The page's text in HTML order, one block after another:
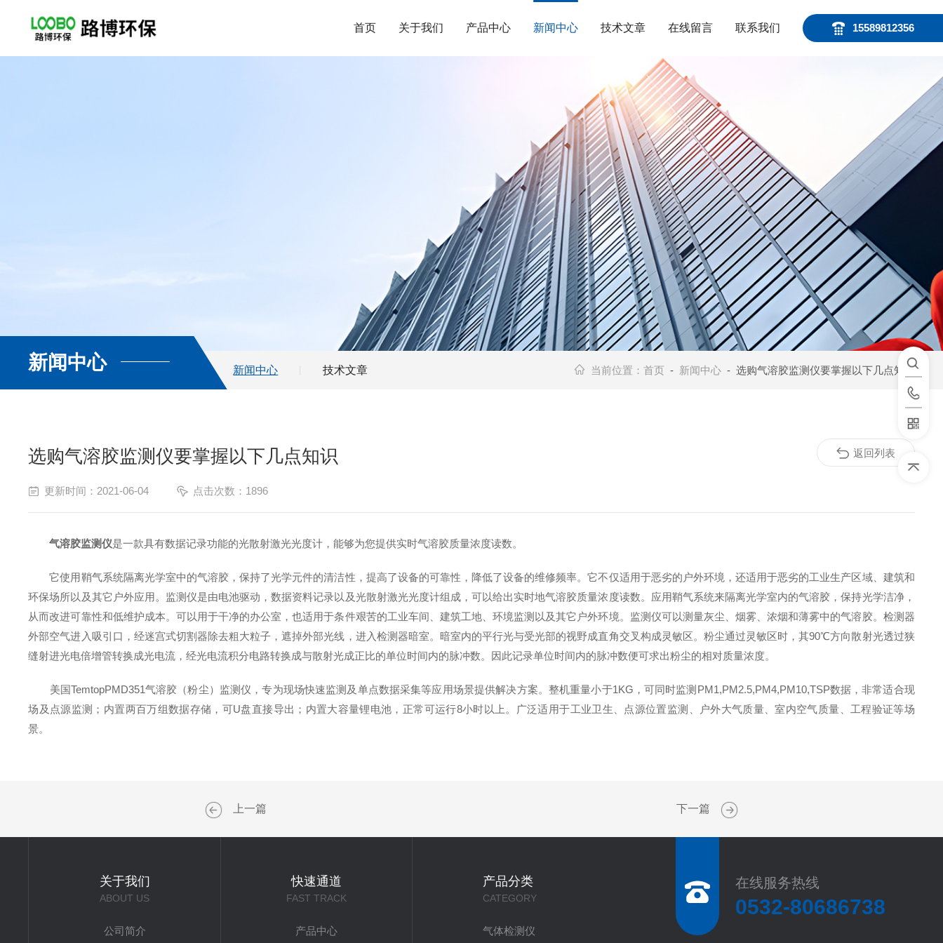
15589812356
首页 关于我们 产品中心 新闻中心 技术文章 在线留言 联系我们
新闻中心 新闻中心 技术文章 当前位置： 首页 - 新闻中心- 选购气溶胶监测仪要掌握以下几点知识
选购气溶胶监测仪要掌握以下几点知识
更新时间：2021-06-04 点击次数：1896
气溶胶监测仪是一款具有数据记录功能的光散射激光光度计，能够为您提供实时气溶胶质量浓度读数。
它使用鞘气系统隔离光学室中的气溶胶，保持了光学元件的清洁性，提高了设备的可靠性，降低了设备的维修频率。它不仅适用于恶劣的户外环境，还适用于恶劣的工业生产区域、建筑和
环保场所以及其它户外应用。监测仪是由电池驱动，数据资料记录以及光散射激光光度计组成，可以给出实时地气溶胶质量浓度读数。应用鞘气系统来隔离光学室内的气溶胶，保持光学洁净，
从而改进可靠性和低维护成本。可以用于干净的办公室，也适用于条件艰苦的工业车间、建筑工地、环境监测以及其它户外环境。监测仪可以测量灰尘、烟雾、浓烟和薄雾中的气溶胶。检测器
外部空气进入吸引口，经迷宫式切割器除去粗大粒子，遮掉外部光线，进入检测器暗室。暗室内的平行光与受光部的视野成直角交叉构成灵敏区。粉尘通过灵敏区时，其90℃方向散射光透过狭
缝射进光电倍增管转换成光电流，经光电流积分电路转换成与散射光成正比的单位时间内的脉冲数。因此记录单位时间内的脉冲数便可求出粉尘的相对质量浓度。
美国TemtopPMD351气溶胶（粉尘）监测仪，专为现场快速监测及单点数据采集等应用场景提供解决方案。整机重量小于1KG，可同时监测PM1,PM2.5,PM4,PM10,TSP数据，非常适合现
场及点源监测；内置两百万组数据存储，可U盘直接导出；内置大容量锂电池，正常可运行8小时以上。广泛适用于工业卫生、点源位置监测、户外大气质量、室内空气质量、工程验证等场
景。
返回列表
上一篇 下一篇
关于我们
ABOUT US
公司简介
快速通道
FAST TRACK
产品中心
产品分类
CATEGORY
气体检测仪
在线服务热线
0532-80686738